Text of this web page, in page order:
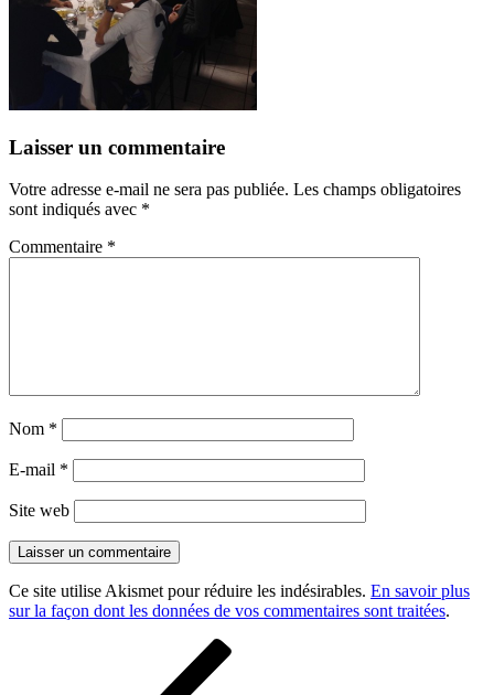
Laisser un commentaire
Votre adresse e-mail ne sera pas publiée. Les champs obligatoires
sont indiqués avec *
Commentaire *
Nom *
E-mail *
Site web
Ce site utilise Akismet pour réduire les indésirables. En savoir plus
sur la façon dont les données de vos commentaires sont traitées.